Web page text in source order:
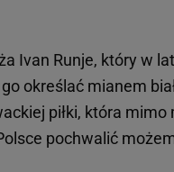
Ivan Runje, który w
określać mianem
piłki, która
pochwalić